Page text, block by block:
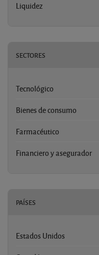
Liquidez
SECTORES
Tecnológico
Bienes de consumo
Farmacéutico
Financiero y asegurador
PAÍSES
Estados Unidos